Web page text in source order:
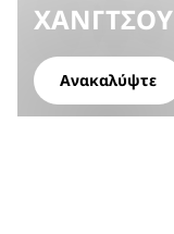
ΧΑΝΓΤΣΟΎ
Ανακαλύψτε